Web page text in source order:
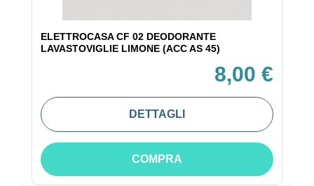
ELETTROCASA CF 02 DEODORANTE
LAVASTOVIGLIE LIMONE (ACC AS 45)
8,00 €
DETTAGLI
COMPRA